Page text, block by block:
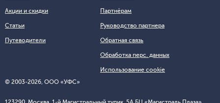
© 2003-2026, ООО «УФС»
Акции и скидки
Статьи
Путеводители
Партнёрам
Руководство партнера
Обратная связь
Обработка перс. данных
Использование cookie